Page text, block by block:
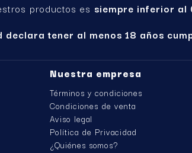
productos es siempre inferior al
tener al menos 18 años
Nuestra empresa
Términos y condiciones
Condiciones de venta
Aviso legal
Política de Privacidad
¿Quiénes somos?